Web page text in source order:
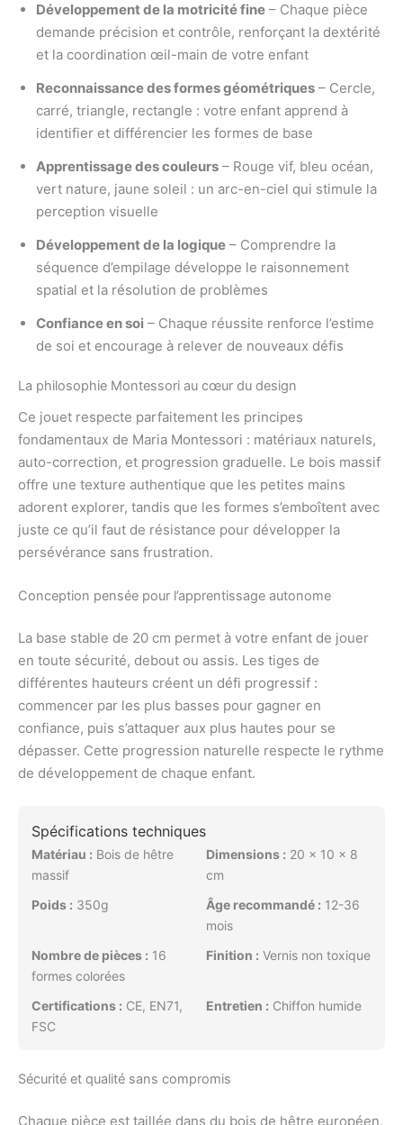
Développement de la motricité fine – Chaque pièce
demande précision et contrôle, renforçant la dextérité
et la coordination œil-main de votre enfant
Reconnaissance des formes géométriques – Cercle,
carré, triangle, rectangle : votre enfant apprend à
identifier et différencier les formes de base
Apprentissage des couleurs – Rouge vif, bleu océan,
vert nature, jaune soleil : un arc-en-ciel qui stimule la
perception visuelle
Développement de la logique – Comprendre la
séquence d’empilage développe le raisonnement
spatial et la résolution de problèmes
Confiance en soi – Chaque réussite renforce l’estime
de soi et encourage à relever de nouveaux défis
La philosophie Montessori au cœur du design
Ce jouet respecte parfaitement les principes
fondamentaux de Maria Montessori : matériaux naturels,
auto-correction, et progression graduelle. Le bois massif
offre une texture authentique que les petites mains
adorent explorer, tandis que les formes s’emboîtent avec
juste ce qu’il faut de résistance pour développer la
persévérance sans frustration.
Conception pensée pour l’apprentissage autonome
La base stable de 20 cm permet à votre enfant de jouer
en toute sécurité, debout ou assis. Les tiges de
différentes hauteurs créent un défi progressif :
commencer par les plus basses pour gagner en
confiance, puis s’attaquer aux plus hautes pour se
dépasser. Cette progression naturelle respecte le rythme
de développement de chaque enfant.
Spécifications techniques
Matériau : Bois de hêtre
massif
Dimensions : 20 x 10 x 8
cm
Poids : 350g Âge recommandé : 12-36
mois
Nombre de pièces : 16
formes colorées
Finition : Vernis non toxique
Certifications : CE, EN71,
FSC
Entretien : Chiffon humide
Sécurité et qualité sans compromis
Chaque pièce est taillée dans du bois de hêtre européen,